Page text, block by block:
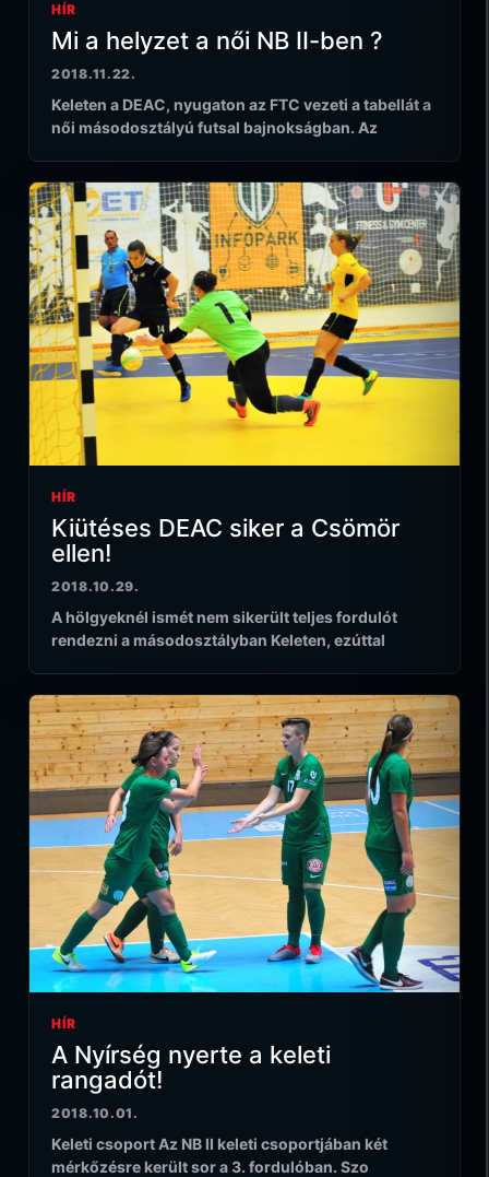
HÍR
Mi a helyzet a női NB II-ben ?
2018.11.22.
Keleten a DEAC, nyugaton az FTC vezeti a tabellát a
női másodosztályú futsal bajnokságban. Az
HÍR
Kiütéses DEAC siker a Csömör
ellen!
2018.10.29.
A hölgyeknél ismét nem sikerült teljes fordulót
rendezni a másodosztályban Keleten, ezúttal
HÍR
A Nyírség nyerte a keleti
rangadót!
2018.10.01.
Keleti csoport Az NB II keleti csoportjában két
mérkőzésre került sor a 3. fordulóban. Szo